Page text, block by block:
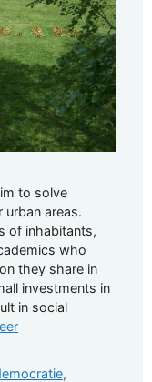
to solve
urban areas.
of inhabitants,
who
they share in
investments in
in social
,